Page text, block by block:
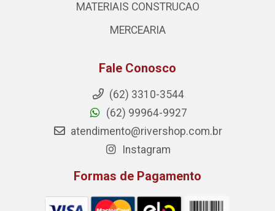
MATERIAIS CONSTRUCAO
MERCEARIA
Fale Conosco
(62) 3310-3544
(62) 99964-9927
atendimento@rivershop.com.br
Instagram
Formas de Pagamento